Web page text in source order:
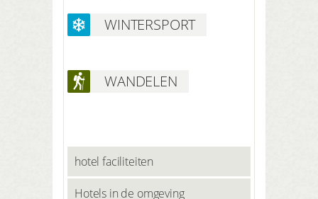
WINTERSPORT
WANDELEN
hotel faciliteiten
Hotels in de omgeving